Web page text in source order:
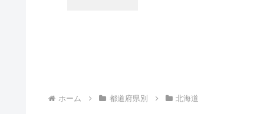
ホーム 都道府県別 北海道